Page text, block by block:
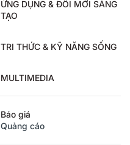
ỨNG DỤNG & ĐỔI MỚI SÁNG
TẠO
TRI THỨC & KỸ NĂNG SỐNG
MULTIMEDIA
Báo giá
Quảng cáo